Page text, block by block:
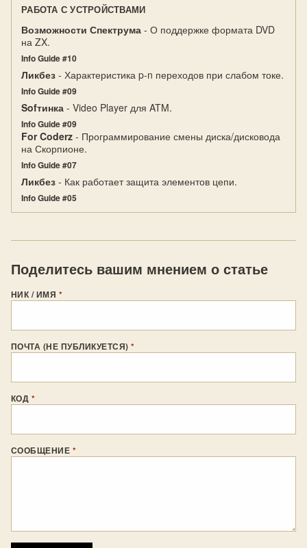
РАБОТА С УСТРОЙСТВАМИ
Возможности Спектрума - О поддержке формата DVD
на ZX.
Info Guide #10
Ликбез - Характеристика p-n переходов при слабом токе.
Info Guide #09
Sofтинка - Video Player для ATM.
Info Guide #09
For Coderz - Программирование смены диска/дисковода
на Скорпионе.
Info Guide #07
Ликбез - Как работает защита элементов цепи.
Info Guide #05
Поделитесь вашим мнением о статье
НИК / ИМЯ *
ПОЧТА (НЕ ПУБЛИКУЕТСЯ)*
КОД *
СООБЩЕНИЕ *